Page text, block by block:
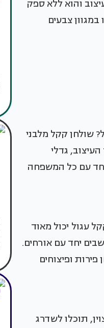
והוא ללא ספק
צבעים
שולחן קקל מלבני
גדלי
עם כל המשפחה
עגול יכול מאוד
יחד עם אורחים.
ופיצוחים
תוכלו לשדרג